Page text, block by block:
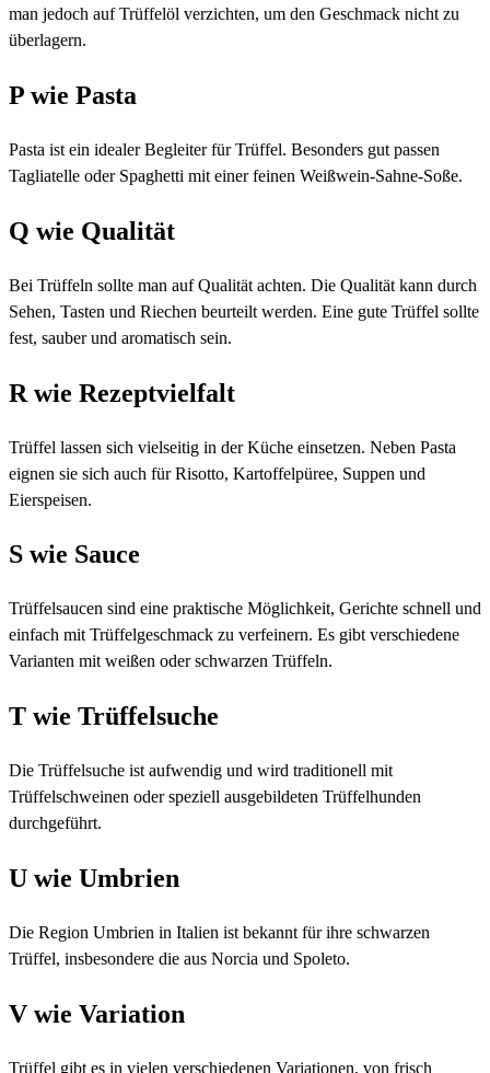
man jedoch auf Trüffelöl verzichten, um den Geschmack nicht zu
überlagern.
P wie Pasta
Pasta ist ein idealer Begleiter für Trüffel. Besonders gut passen
Tagliatelle oder Spaghetti mit einer feinen Weißwein-Sahne-Soße.
Q wie Qualität
Bei Trüffeln sollte man auf Qualität achten. Die Qualität kann durch
Sehen, Tasten und Riechen beurteilt werden. Eine gute Trüffel sollte
fest, sauber und aromatisch sein.
R wie Rezeptvielfalt
Trüffel lassen sich vielseitig in der Küche einsetzen. Neben Pasta
eignen sie sich auch für Risotto, Kartoffelpüree, Suppen und
Eierspeisen.
S wie Sauce
Trüffelsaucen sind eine praktische Möglichkeit, Gerichte schnell und
einfach mit Trüffelgeschmack zu verfeinern. Es gibt verschiedene
Varianten mit weißen oder schwarzen Trüffeln.
T wie Trüffelsuche
Die Trüffelsuche ist aufwendig und wird traditionell mit
Trüffelschweinen oder speziell ausgebildeten Trüffelhunden
durchgeführt.
U wie Umbrien
Die Region Umbrien in Italien ist bekannt für ihre schwarzen
Trüffel, insbesondere die aus Norcia und Spoleto.
V wie Variation
Trüffel gibt es in vielen verschiedenen Variationen, von frisch